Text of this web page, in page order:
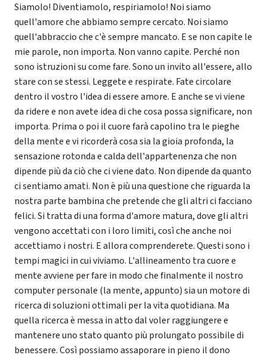
Siamolo! Diventiamolo, respiriamolo! Noi siamo
quell'amore che abbiamo sempre cercato. Noi siamo
quell'abbraccio che c'è sempre mancato. E se non capite le
mie parole, non importa. Non vanno capite. Perché non
sono istruzioni su come fare. Sono un invito all'essere, allo
stare con se stessi. Leggete e respirate. Fate circolare
dentro il vostro l'idea di essere amore. E anche se vi viene
da ridere e non avete idea di che cosa possa significare, non
importa. Prima o poi il cuore farà capolino tra le pieghe
della mente e vi ricorderà cosa sia la gioia profonda, la
sensazione rotonda e calda dell'appartenenza che non
dipende più da ciò che ci viene dato. Non dipende da quanto
ci sentiamo amati. Non è più una questione che riguarda la
nostra parte bambina che pretende che gli altri ci facciano
felici. Si tratta di una forma d'amore matura, dove gli altri
vengono accettati con i loro limiti, così che anche noi
accettiamo i nostri. E allora comprenderete. Questi sono i
tempi magici in cui viviamo. L'allineamento tra cuore e
mente avviene per fare in modo che finalmente il nostro
computer personale (la mente, appunto) sia un motore di
ricerca di soluzioni ottimali per la vita quotidiana. Ma
quella ricerca è messa in atto dal voler raggiungere e
mantenere uno stato quanto più prolungato possibile di
benessere. Così possiamo assaporare in pieno il dono